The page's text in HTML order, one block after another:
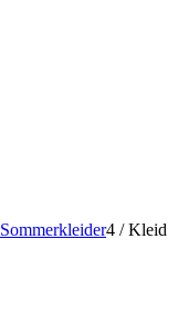
Sommerkleider4 / Kleid